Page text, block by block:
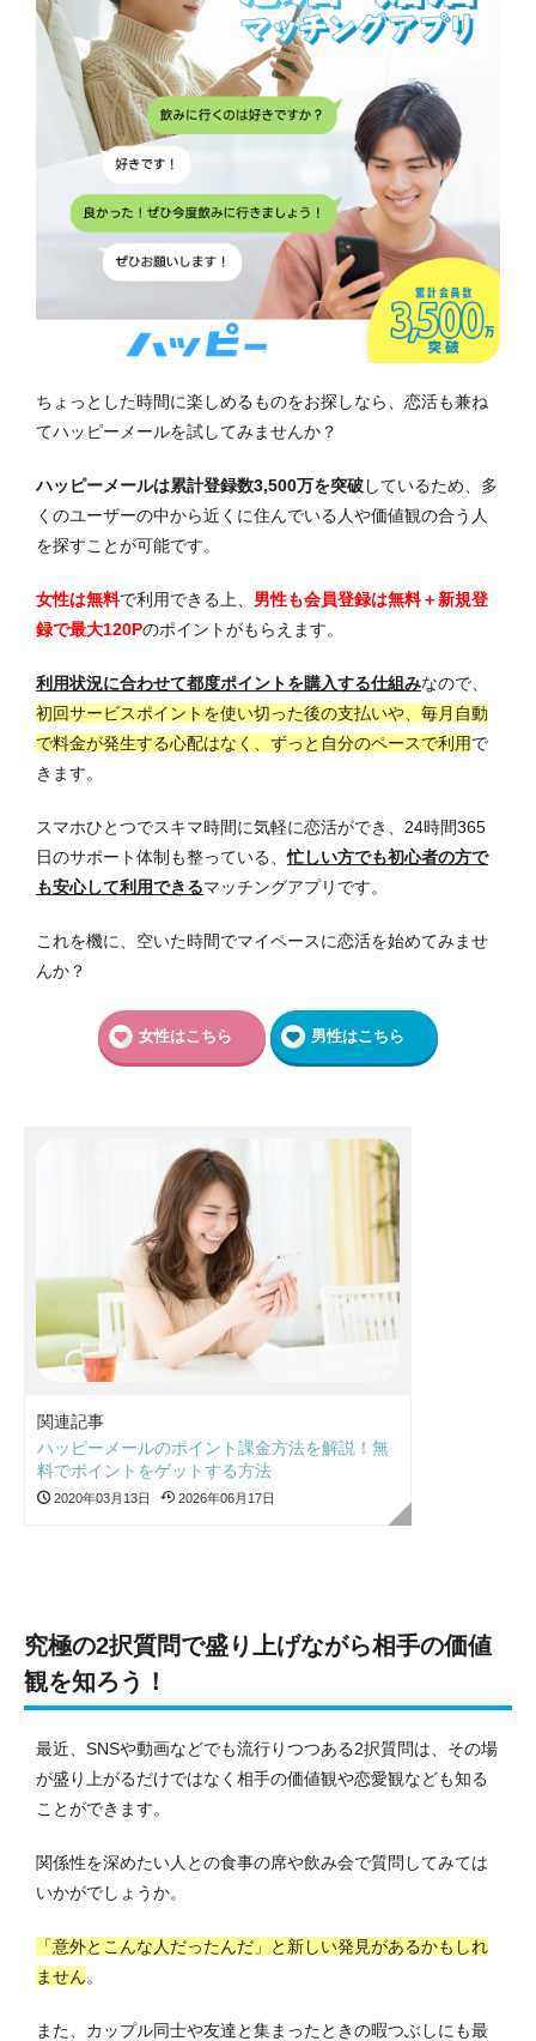
ちょっとした時間に楽しめるものをお探しなら、恋活も兼ね
てハッピーメールを試してみませんか？
ハッピーメールは累計登録数3,500万を突破しているため、多
くのユーザーの中から近くに住んでいる人や価値観の合う人
を探すことが可能です。
女性は無料で利用できる上、 男性も会員登録は無料＋新規登
録で最大120Pのポイントがもらえます。
利用状況に合わせて都度ポイントを購入する仕組みなので、
初回サービスポイントを使い切った後の支払いや、毎月自動
で料金が発生する心配はなく、ずっと自分のペースで利用で
きます。
スマホひとつでスキマ時間に気軽に恋活ができ、24時間365
日のサポート体制も整っている、忙しい方でも初心者の方で
も安心して利用できるマッチングアプリです。
これを機に、空いた時間でマイペースに恋活を始めてみませ
んか？
女性はこちら 男性はこちら
関連記事
ハッピーメールのポイント課金方法を解説！無
料でポイントをゲットする方法
2020年03月13日 2026年06月17日
究極の2択質問で盛り上げながら相手の価値
観を知ろう！
最近、SNSや動画などでも流行りつつある2択質問は、その場
が盛り上がるだけではなく相手の価値観や恋愛観なども知る
ことができます。
関係性を深めたい人との食事の席や飲み会で質問してみては
いかがでしょうか。
「意外とこんな人だったんだ」と新しい発見があるかもしれ
ません。
また、カップル同士や友達と集まったときの暇つぶしにも最